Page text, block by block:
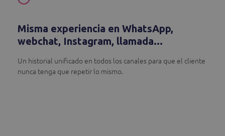
Misma experiencia en WhatsApp,
webchat, Instagram, llamada...
Un historial unificado en todos los canales para que el cliente
nunca tenga que repetir lo mismo.